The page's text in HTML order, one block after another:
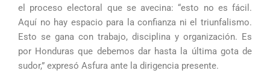
el proceso electoral que se avecina: “esto no es fácil.
Aquí no hay espacio para la confianza ni el triunfalismo.
Esto se gana con trabajo, disciplina y organización. Es
por Honduras que debemos dar hasta la última gota de
sudor,” expresó Asfura ante la dirigencia presente.